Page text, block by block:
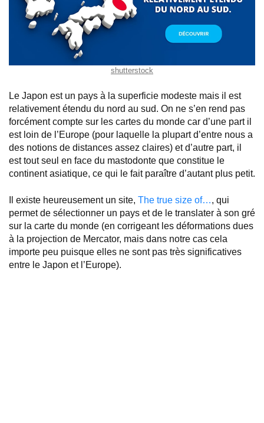
shutterstock
Le Japon est un pays à la superficie modeste mais il est
relativement étendu du nord au sud. On ne s’en rend pas
forcément compte sur les cartes du monde car d’une part il
est loin de l’Europe (pour laquelle la plupart d’entre nous a
des notions de distances assez claires) et d’autre part, il
est tout seul en face du mastodonte que constitue le
continent asiatique, ce qui le fait paraître d’autant plus petit.
Il existe heureusement un site, The true size of…, qui
permet de sélectionner un pays et de le translater à son gré
sur la carte du monde (en corrigeant les déformations dues
à la projection de Mercator, mais dans notre cas cela
importe peu puisque elles ne sont pas très significatives
entre le Japon et l’Europe).